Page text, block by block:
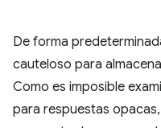
De forma
cauteloso para
Como es imposible
para respuestas